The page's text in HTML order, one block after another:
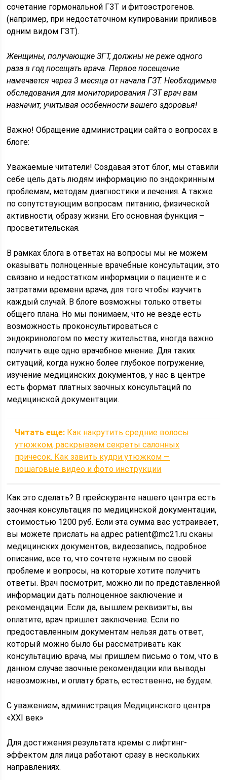
сочетание гормональной ГЗТ и фитоэстрогенов.
(например, при недостаточном купировании приливов
одним видом ГЗТ).
Женщины, получающие ЗГT, должны не реже одного
раза в год посещать врача. Первое посещение
намечается через 3 месяца от начала ГЗТ. Необходимые
обследования для мониторирования ГЗТ врач вам
назначит, учитывая особенности вашего здоровья!
Важно! Обращение администрации сайта о вопросах в
блоге:
Уважаемые читатели! Создавая этот блог, мы ставили
себе цель дать людям информацию по эндокринным
проблемам, методам диагностики и лечения. А также
по сопутствующим вопросам: питанию, физической
активности, образу жизни. Его основная функция –
просветительская.
В рамках блога в ответах на вопросы мы не можем
оказывать полноценные врачебные консультации, это
связано и недостатком информации о пациенте и с
затратами времени врача, для того чтобы изучить
каждый случай. В блоге возможны только ответы
общего плана. Но мы понимаем, что не везде есть
возможность проконсультироваться с
эндокринологом по месту жительства, иногда важно
получить еще одно врачебное мнение. Для таких
ситуаций, когда нужно более глубокое погружение,
изучение медицинских документов, у нас в центре
есть формат платных заочных консультаций по
медицинской документации.
Читать еще: Как накрутить средние волосы
утюжком, раскрываем секреты салонных
причесок. Как завить кудри утюжком —
пошаговые видео и фото инструкции
Как это сделать? В прейскуранте нашего центра есть
заочная консультация по медицинской документации,
стоимостью 1200 руб. Если эта сумма вас устраивает,
вы можете прислать на адрес patient@mc21.ru сканы
медицинских документов, видеозапись, подробное
описание, все то, что сочтете нужным по своей
проблеме и вопросы, на которые хотите получить
ответы. Врач посмотрит, можно ли по представленной
информации дать полноценное заключение и
рекомендации. Если да, вышлем реквизиты, вы
оплатите, врач пришлет заключение. Если по
предоставленным документам нельзя дать ответ,
который можно было бы рассматривать как
консультацию врача, мы пришлем письмо о том, что в
данном случае заочные рекомендации или выводы
невозможны, и оплату брать, естественно, не будем.
С уважением, администрация Медицинского центра
«XXI век»
Для достижения результата кремы с лифтинг-
эффектом для лица работают сразу в нескольких
направлениях.